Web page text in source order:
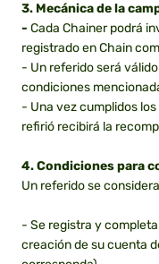
3. Mecánica de la
- Cada Chainer podrá
registrado en Chain
- Un referido será
condiciones
- Una vez cumplidos
refirió recibirá la
4. Condiciones para
Un referido se
- Se registra y
creación de su cuenta